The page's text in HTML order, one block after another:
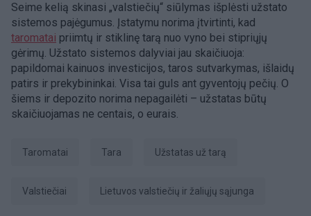
Seime kelią skinasi „valstiečių“ siūlymas išplėsti užstato
sistemos pajėgumus. Įstatymu norima įtvirtinti, kad
taromatai priimtų ir stiklinę tarą nuo vyno bei stipriųjų
gėrimų. Užstato sistemos dalyviai jau skaičiuoja:
papildomai kainuos investicijos, taros sutvarkymas, išlaidų
patirs ir prekybininkai. Visa tai guls ant gyventojų pečių. O
šiems ir depozito norima nepagailėti – užstatas būtų
skaičiuojamas ne centais, o eurais.
taromatai tara užstatas už tarą
valstiečiai Lietuvos valstiečių ir žaliųjų sąjunga